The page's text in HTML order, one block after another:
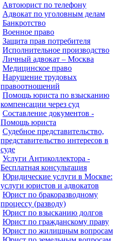
Автоюрист по телефону
Адвокат по уголовным делам
Банкротство
Военное право
Защита прав потребителя
Исполнительное производство
Личный адвокат – Москва
Медицинское право
Нарушение трудовых
правоотношений
Помощь юриста по взысканию
компенсации через суд
Составление документов -
Помощь юриста
Судебное представительство,
представительство интересов в
суде
Услуги Антиколлектора -
Бесплатная консультация
Юридические услуги в Москве:
услуги юристов и адвокатов
Юрист по бракоразводному
процессу (разводу)
Юрист по взысканию долгов
Юрист по гражданскому праву
Юрист по жилищным вопросам